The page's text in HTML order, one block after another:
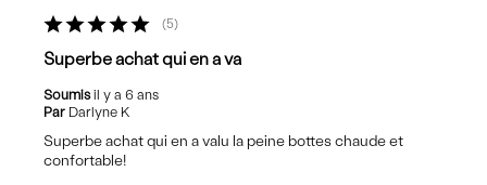
5
Superbe achat qui en a va
Soumisil y a 6 ans
Par Darlyne K
Superbe achat qui en a valu la peine bottes chaude et
confortable!